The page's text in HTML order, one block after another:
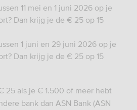
11 mei en 1 juni 2026 op je
Dan krijg je de € 25 op 15
1 juni en 29 juni 2026 op je
Dan krijg je de € 25 op 15
25 als je € 1.500 of meer hebt
bank dan ASN Bank (ASN